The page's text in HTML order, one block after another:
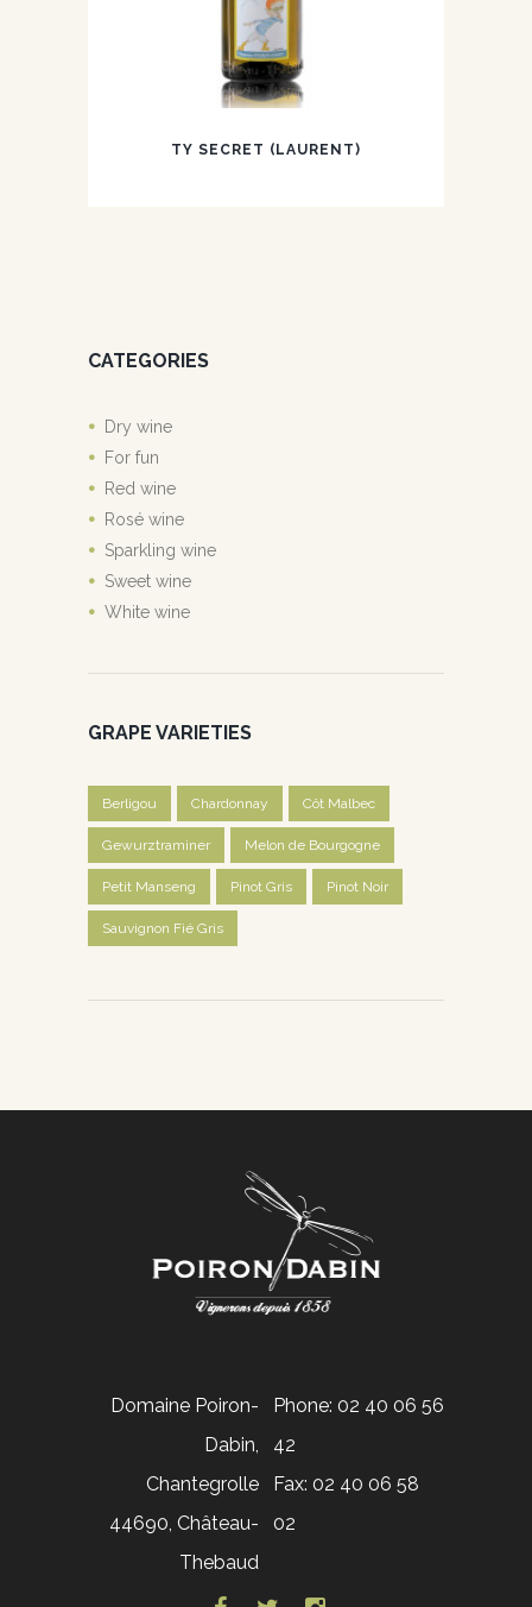
TY SECRET (LAURENT)
CATEGORIES
Dry wine
For fun
Red wine
Rosé wine
Sparkling wine
Sweet wine
White wine
GRAPE VARIETIES
Berligou Chardonnay Côt Malbec
Gewurztraminer Melon de Bourgogne
Petit Manseng Pinot Gris Pinot Noir
Sauvignon Fié Gris
Phone: 02 40 06 56
42
Fax: 02 40 06 58
02
Domaine Poiron-
Dabin,
Chantegrolle
44690, Château-
Thebaud